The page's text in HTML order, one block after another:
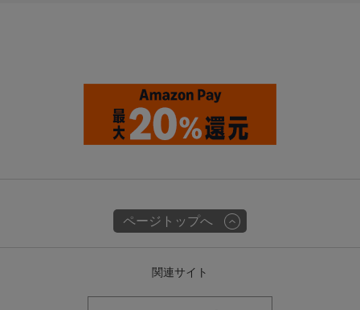
ページトップへ
関連サイト